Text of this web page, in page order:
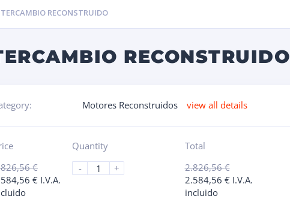
RECONSTRUIDO
RECONSTRUIDO
Motores Reconstruidos view all details
€
€ I.V.A.
Quantity
-
+
Total
2.826,56€
2.584,56 € I.V.A.
incluido